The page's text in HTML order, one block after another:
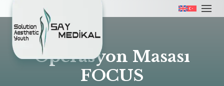
Operasyon Masası
FOCUS